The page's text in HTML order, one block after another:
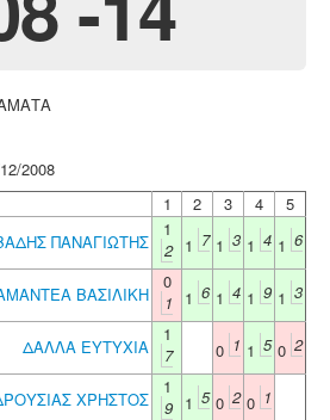
2008
1
2 3 4
5
ΠΑΝΑΓΙΩΤΗΣ
1
2 1 7 1 3 1 4 1 6
ΒΑΣΙΛΙΚΗ
0
1
1 6 1 4 1 9 1 3
ΔΑΛΛΑ ΕΥΤΥΧΙΑ
1
7
0 1 1 5 0 2
ΧΡΗΣΤΟΣ
1
9 1 5 0 2 0 1